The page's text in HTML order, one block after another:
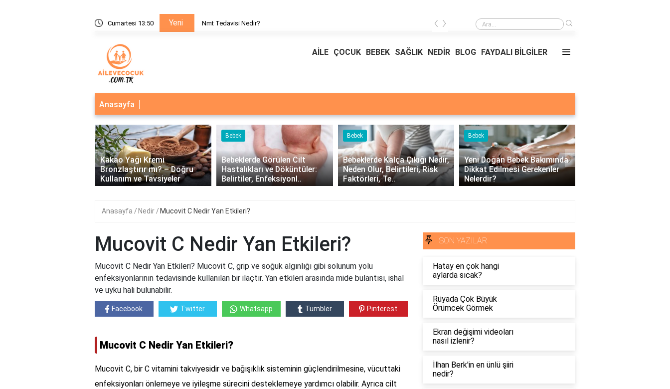
Cumartesi 13:50 Yeni Nmt Tedavisi Nedir? Yemekler ve nerede oldukları?
‹ ›
AİLE ÇOCUK BEBEK SAĞLIK NEDİR BLOG FAYDALI BİLGİLER
Anasayfa
Kakao Yağı Kremi
Bronzlaştırır mı? – Doğru
Kullanım ve Tavsiyeler
Bebek
Bebeklerde Görülen Cilt
Hastalıkları ve Döküntüler:
Belirtiler, Enfeksiyonl..
Bebek
Bebeklerde Kalça Çıkığı Nedir,
Neden Olur, Belirtileri, Risk
Faktörleri, Te..
Bebek
Yeni Doğan Bebek Bakımında
Dikkat Edilmesi Gerekenler
Nelerdir?
‹ ›
Anasayfa Nedir Mucovit C Nedir Yan Etkileri?
Mucovit C Nedir Yan Etkileri?
Mucovit C Nedir Yan Etkileri? Mucovit C, grip ve soğuk algınlığı gibi solunum yolu
enfeksiyonlarının tedavisinde kullanılan bir ilaçtır. Yan etkileri arasında mide bulantısı, ishal
ve uyku hali bulunabilir.
Facebook Twitter Whatsapp Tumbler Pinterest
Mucovit C Nedir Yan Etkileri?
Mucovit C, bir C vitamini takviyesidir ve bağışıklık sisteminin güçlendirilmesine, vücuttaki
enfeksiyonları önlemeye ve iyileşme sürecini desteklemeye yardımcı olabilir. Ayrıca cilt
SON YAZILAR
Hatay en çok hangi
aylarda sıcak?
Rüyada Çok Büyük
Örümcek Görmek
Ekran değişimi videoları
nasıl izlenir?
İlhan Berk'in en ünlü şiiri
nedir?